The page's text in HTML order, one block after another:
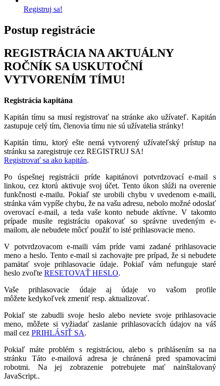
Registruj sa!
Postup registrácie
REGISTRÁCIA NA AKTUÁLNY
ROČNÍK SA USKUTOČNÍ
VYTVORENÍM TÍMU!
Registrácia kapitána
Kapitán tímu sa musí registrovať na stránke ako užívateľ. Kapitán
zastupuje celý tím, členovia tímu nie sú užívatelia stránky!
Kapitán tímu, ktorý ešte nemá vytvorený užívateľský prístup na
stránku sa zaregistruje cez REGISTRUJ SA!
Registrovať sa ako kapitán.
Po úspešnej registrácii príde kapitánovi potvrdzovací e-mail s
linkou, cez ktorú aktivuje svoj účet. Tento úkon slúži na overenie
funkčnosti e-mailu. Pokiaľ ste urobili chybu v uvedenom e-maili,
stránka vám vypíše chybu, že na vašu adresu, nebolo možné odoslať
overovací e-mail, a teda vaše konto nebude aktívne. V takomto
prípade musíte registráciu opakovať so správne uvedeným e-
mailom, ale nebudete môcť použiť to isté prihlasovacie meno.
V potvrdzovacom e-maili vám príde vami zadané prihlasovacie
meno a heslo. Tento e-mail si zachovajte pre prípad, že si nebudete
pamätať svoje prihlasovacie údaje. Pokiaľ vám nefunguje staré
heslo zvoľte RESETOVAŤ HESLO.
Vaše prihlasovacie údaje aj údaje vo vašom profile
môžete kedykoľvek zmeniť resp. aktualizovať.
Pokiaľ ste zabudli svoje heslo alebo neviete svoje prihlasovacie
meno, môžete si vyžiadať zaslanie prihlasovacích údajov na váš
mail cez PRIHLÁSIŤ SA.
Pokiaľ máte problém s registráciou, alebo s prihlásením sa na
stránku Táto e-mailová adresa je chránená pred spamovacími
robotmi. Na jej zobrazenie potrebujete mať nainštalovaný
JavaScript..